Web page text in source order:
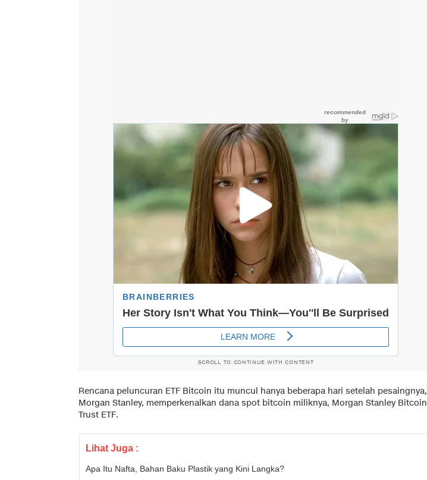
SCROLL TO CONTINUE WITH CONTENT
Rencana peluncuran ETF Bitcoin itu muncul hanya beberapa hari setelah pesaingnya,
Morgan Stanley, memperkenalkan dana spot bitcoin miliknya, Morgan Stanley Bitcoin
Trust ETF.
Lihat Juga :
Apa Itu Nafta, Bahan Baku Plastik yang Kini Langka?